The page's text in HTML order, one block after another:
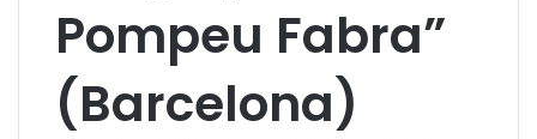
Pompeu Fabra”
(Barcelona)